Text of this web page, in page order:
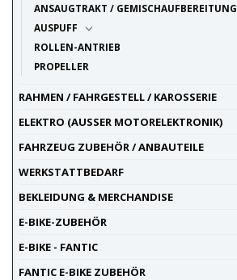
ANSAUGTRAKT / GEMISCHAUFBEREITUNG
AUSPUFF
ROLLEN-ANTRIEB
PROPELLER
RAHMEN / FAHRGESTELL / KAROSSERIE
ELEKTRO (AUSSER MOTORELEKTRONIK)
FAHRZEUG ZUBEHÖR / ANBAUTEILE
WERKSTATTBEDARF
BEKLEIDUNG & MERCHANDISE
E-BIKE-ZUBEHÖR
E-BIKE - FANTIC
FANTIC E-BIKE ZUBEHÖR